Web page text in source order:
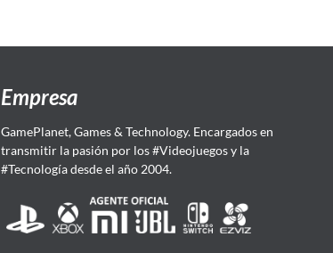
Empresa
GamePlanet, Games & Technology. Encargados en
transmitir la pasión por los #Videojuegos y la
#Tecnología desde el año 2004.